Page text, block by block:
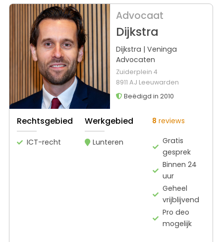
Advocaat
Dijkstra
Dijkstra | Veninga
Advocaten
Zuiderplein 4
8911 AJ Leeuwarden
Beëdigd in 2010
Rechtsgebied
ICT-recht
Werkgebied
Lunteren
8 reviews
Gratis
gesprek
Binnen 24
uur
Geheel
vrijblijvend
Pro deo
mogelijk